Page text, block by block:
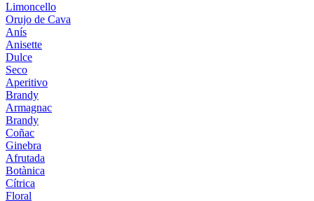
Limoncello
Orujo de Cava
Anís
Anisette
Dulce
Seco
Aperitivo
Brandy
Armagnac
Brandy
Coñac
Ginebra
Afrutada
Botànica
Cítrica
Floral